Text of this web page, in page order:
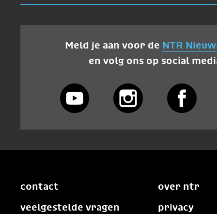
Meld je aan voor de NTR
en volg ons op social
contact
veelgestelde vragen
over ntr
privacy